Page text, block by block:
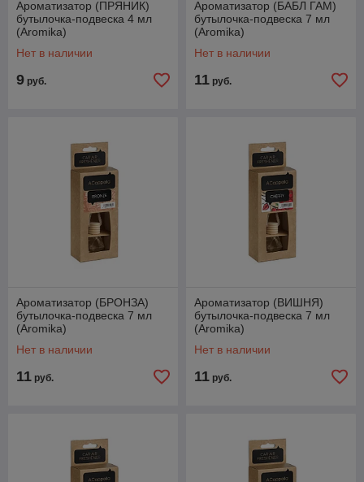
Ароматизатор (ПРЯНИК)
бутылочка-подвеска 4 мл
(Aromika)
Нет в наличии
9 руб.
Ароматизатор (БАБЛ ГАМ)
бутылочка-подвеска 7 мл
(Aromika)
Нет в наличии
11 руб.
Ароматизатор (БРОНЗА)
бутылочка-подвеска 7 мл
(Aromika)
Нет в наличии
11 руб.
Ароматизатор (ВИШНЯ)
бутылочка-подвеска 7 мл
(Aromika)
Нет в наличии
11 руб.